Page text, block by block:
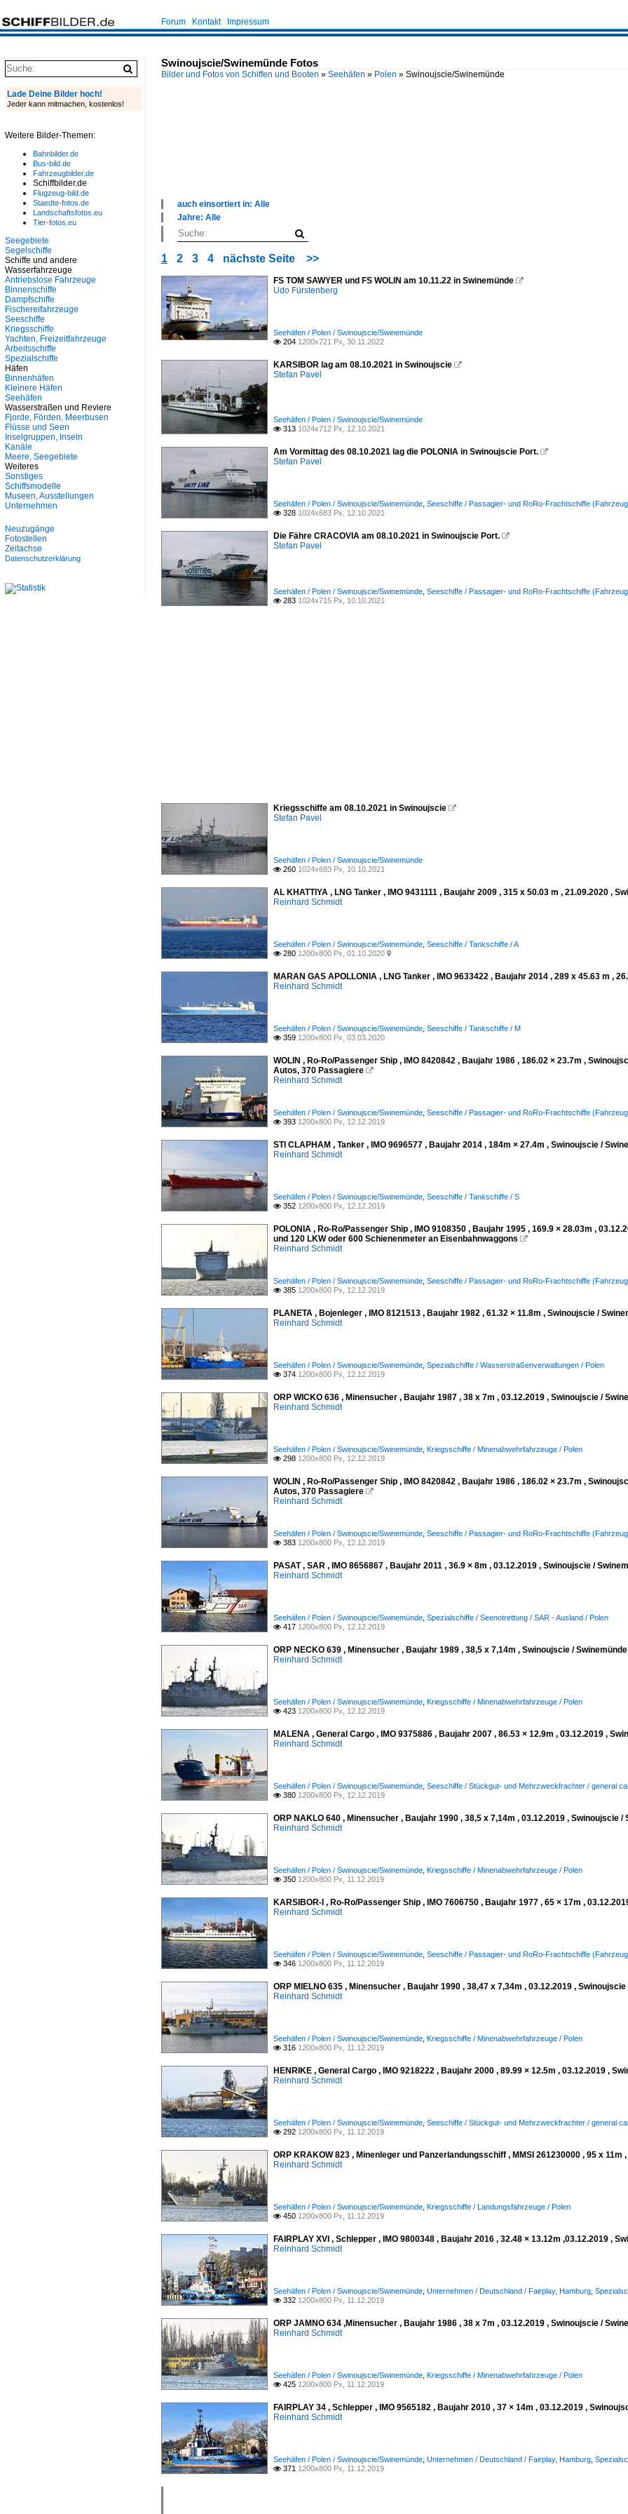
Forum Kontakt Impressum
Swinoujscie/Swinemünde Fotos
Bilder und Fotos von Schiffen und Booten » Seehäfen » Polen » Swinoujscie/Swinemünde
auch einsortiert in: Alle
Antriebslose Fahrzeuge
Fischereifahrzeuge
Seeschiffe
Segelschiffe
Sonstiges
Spezialschiffe
Unternehmen
Jahre: Alle
Alle Jahre
2010
1 2 3 4 nächste Seite >>
FS TOM SAWYER und FS WOLIN am 10.11.22 in Swinemünde 
Udo Fürstenberg
Seehäfen / Polen / Swinoujscie/Swinemünde
 204 1200x721 Px, 30.11.2022
KARSIBOR lag am 08.10.2021 in Swinoujscie 
Stefan Pavel
Seehäfen / Polen / Swinoujscie/Swinemünde
 313 1024x712 Px, 12.10.2021
Am Vormittag des 08.10.2021 lag die POLONIA in Swinoujscie Port. 
Stefan Pavel
Seehäfen / Polen / Swinoujscie/Swinemünde Seeschiffe / Passagier- und RoRo-Frachtschiffe
 328 1024x683 Px, 12.10.2021
Die Fähre CRACOVIA am 08.10.2021 in Swinoujscie Port. 
Stefan Pavel
Seehäfen / Polen / Swinoujscie/Swinemünde Seeschiffe / Passagier- und RoRo-Frachtschiffe
 283 1024x715 Px, 10.10.2021
Kriegsschiffe am 08.10.2021 in Swinoujscie 
Stefan Pavel
Seehäfen / Polen / Swinoujscie/Swinemünde
 260 1024x683 Px, 10.10.2021
AL KHATTIYA , LNG Tanker , IMO 9431111 , Baujahr 2009 , 315 x 50.03 m , 21.09.2020 ,
Reinhard Schmidt
Seehäfen / Polen / Swinoujscie/Swinemünde Seeschiffe / Tankschiffe / A
 280 1200x800 Px, 01.10.2020 
MARAN GAS APOLLONIA , LNG Tanker , IMO 9633422 , Baujahr 2014 , 289 x 45.63 m ,
Reinhard Schmidt
Seehäfen / Polen / Swinoujscie/Swinemünde Seeschiffe / Tankschiffe / M
 359 1200x800 Px, 03.03.2020
WOLIN , Ro-Ro/Passenger Ship , IMO 8420842 , Baujahr 1986 , 186.02 × 23.7m ,
Autos, 370 Passagiere 
Reinhard Schmidt
Seehäfen / Polen / Swinoujscie/Swinemünde Seeschiffe / Passagier- und RoRo-Frachtschiffe
 393 1200x800 Px, 12.12.2019
STI CLAPHAM , Tanker , IMO 9696577 , Baujahr 2014 , 184m × 27.4m , Swinoujscie /
Reinhard Schmidt
Seehäfen / Polen / Swinoujscie/Swinemünde Seeschiffe / Tankschiffe / S
 352 1200x800 Px, 12.12.2019
POLONIA , Ro-Ro/Passenger Ship , IMO 9108350 , Baujahr 1995 , 169.9 × 28.03m ,
und 120 LKW oder 600 Schienenmeter an Eisenbahnwaggons 
Reinhard Schmidt
Seehäfen / Polen / Swinoujscie/Swinemünde Seeschiffe / Passagier- und RoRo-Frachtschiffe
 385 1200x800 Px, 12.12.2019
PLANETA , Bojenleger , IMO 8121513 , Baujahr 1982 , 61.32 × 11.8m , Swinoujscie /
Reinhard Schmidt
Seehäfen / Polen / Swinoujscie/Swinemünde Spezialschiffe / Wasserstraßenverwaltungen / Polen
 374 1200x800 Px, 12.12.2019
ORP WICKO 636 , Minensucher , Baujahr 1987 , 38 x 7m , 03.12.2019 , Swinoujscie /
Reinhard Schmidt
Seehäfen / Polen / Swinoujscie/Swinemünde Kriegsschiffe / Minenabwehrfahrzeuge / Polen
 298 1200x800 Px, 12.12.2019
WOLIN , Ro-Ro/Passenger Ship , IMO 8420842 , Baujahr 1986 , 186.02 × 23.7m ,
Autos, 370 Passagiere 
Reinhard Schmidt
Seehäfen / Polen / Swinoujscie/Swinemünde Seeschiffe / Passagier- und RoRo-Frachtschiffe
 383 1200x800 Px, 12.12.2019
PASAT , SAR , IMO 8656867 , Baujahr 2011 , 36.9 × 8m , 03.12.2019 , Swinoujscie /
Reinhard Schmidt
Seehäfen / Polen / Swinoujscie/Swinemünde Spezialschiffe / Seenotrettung / SAR - Ausland / Polen
 417 1200x800 Px, 12.12.2019
ORP NECKO 639 , Minensucher , Baujahr 1989 , 38,5 x 7,14m , Swinoujscie /
Reinhard Schmidt
Seehäfen / Polen / Swinoujscie/Swinemünde Kriegsschiffe / Minenabwehrfahrzeuge / Polen
 423 1200x800 Px, 12.12.2019
MALENA , General Cargo , IMO 9375886 , Baujahr 2007 , 86.53 × 12.9m , 03.12.2019 ,
Reinhard Schmidt
Seehäfen / Polen / Swinoujscie/Swinemünde Seeschiffe / Stückgut- und Mehrzweckfrachter / general
 380 1200x800 Px, 12.12.2019
ORP NAKLO 640 , Minensucher , Baujahr 1990 , 38,5 x 7,14m , 03.12.2019 , Swinoujscie /
Reinhard Schmidt
Seehäfen / Polen / Swinoujscie/Swinemünde Kriegsschiffe / Minenabwehrfahrzeuge / Polen
 350 1200x800 Px, 11.12.2019
KARSIBOR-I , Ro-Ro/Passenger Ship , IMO 7606750 , Baujahr 1977 , 65 × 17m ,
Reinhard Schmidt
Seehäfen / Polen / Swinoujscie/Swinemünde Seeschiffe / Passagier- und RoRo-Frachtschiffe
 346 1200x800 Px, 11.12.2019
ORP MIELNO 635 , Minensucher , Baujahr 1990 , 38,47 x 7,34m , 03.12.2019 ,
Reinhard Schmidt
Seehäfen / Polen / Swinoujscie/Swinemünde Kriegsschiffe / Minenabwehrfahrzeuge / Polen
 316 1200x800 Px, 11.12.2019
HENRIKE , General Cargo , IMO 9218222 , Baujahr 2000 , 89.99 × 12.5m , 03.12.2019 ,
Reinhard Schmidt
Seehäfen / Polen / Swinoujscie/Swinemünde Seeschiffe / Stückgut- und Mehrzweckfrachter / general
 292 1200x800 Px, 11.12.2019
ORP KRAKOW 823 , Minenleger und Panzerlandungsschiff , MMSI 261230000 , 95 x 11m
Reinhard Schmidt
Seehäfen / Polen / Swinoujscie/Swinemünde Kriegsschiffe / Landungsfahrzeuge / Polen
 450 1200x800 Px, 11.12.2019
FAIRPLAY XVI , Schlepper , IMO 9800348 , Baujahr 2016 , 32.48 × 13.12m ,03.12.2019 ,
Reinhard Schmidt
Seehäfen / Polen / Swinoujscie/Swinemünde Unternehmen / Deutschland / Fairplay, Hamburg
 332 1200x800 Px, 11.12.2019
ORP JAMNO 634 ,Minensucher , Baujahr 1986 , 38 x 7m , 03.12.2019 , Swinoujscie /
Reinhard Schmidt
Seehäfen / Polen / Swinoujscie/Swinemünde Kriegsschiffe / Minenabwehrfahrzeuge / Polen
 425 1200x800 Px, 11.12.2019
FAIRPLAY 34 , Schlepper , IMO 9565182 , Baujahr 2010 , 37 × 14m , 03.12.2019 ,
Reinhard Schmidt
Seehäfen / Polen / Swinoujscie/Swinemünde Unternehmen / Deutschland / Fairplay, Hamburg
 371 1200x800 Px, 11.12.2019
Lade Deine Bilder hoch!
Jeder kann mitmachen, kostenlos!
Weitere Bilder-Themen:
Bahnbilder.de
Bus-bild.de
Fahrzeugbilder.de
Schiffbilder.de
Flugzeug-bild.de
Staedte-fotos.de
Landschaftsfotos.eu
Tier-fotos.eu
Seegebiete
Segelschiffe
Schiffe und andere
Wasserfahrzeuge
Antriebslose Fahrzeuge
Binnenschiffe
Dampfschiffe
Fischereifahrzeuge
Seeschiffe
Kriegsschiffe
Yachten, Freizeitfahrzeuge
Arbeitsschiffe
Spezialschiffe
Häfen
Binnenhäfen
Kleinere Häfen
Seehäfen
Wasserstraßen und Reviere
Fjorde, Förden, Meerbusen
Flüsse und Seen
Inselgruppen, Inseln
Kanäle
Meere, Seegebiete
Weiteres
Sonstiges
Schiffsmodelle
Museen, Ausstellungen
Unternehmen
Neuzugänge
Fotostellen
Zeitachse
Datenschutzerklärung